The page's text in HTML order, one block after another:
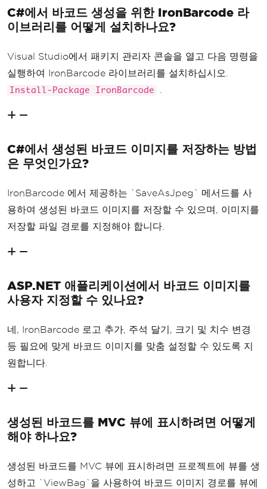
C#에서 바코드 생성을 위한 IronBarcode 라
이브러리를 어떻게 설치하나요?
Visual Studio에서 패키지 관리자 콘솔을 열고 다음 명령을
실행하여 IronBarcode 라이브러리를 설치하십시오.
Install-Package IronBarcode .
C#에서 생성된 바코드 이미지를 저장하는 방법
은 무엇인가요?
IronBarcode 에서 제공하는 `SaveAsJpeg` 메서드를 사
용하여 생성된 바코드 이미지를 저장할 수 있으며, 이미지를
저장할 파일 경로를 지정해야 합니다.
ASP.NET 애플리케이션에서 바코드 이미지를
사용자 지정할 수 있나요?
네, IronBarcode 로고 추가, 주석 달기, 크기 및 치수 변경
등 필요에 맞게 바코드 이미지를 맞춤 설정할 수 있도록 지
원합니다.
생성된 바코드를 MVC 뷰에 표시하려면 어떻게
해야 하나요?
생성된 바코드를 MVC 뷰에 표시하려면 프로젝트에 뷰를 생
성하고 `ViewBag`을 사용하여 바코드 이미지 경로를 뷰에